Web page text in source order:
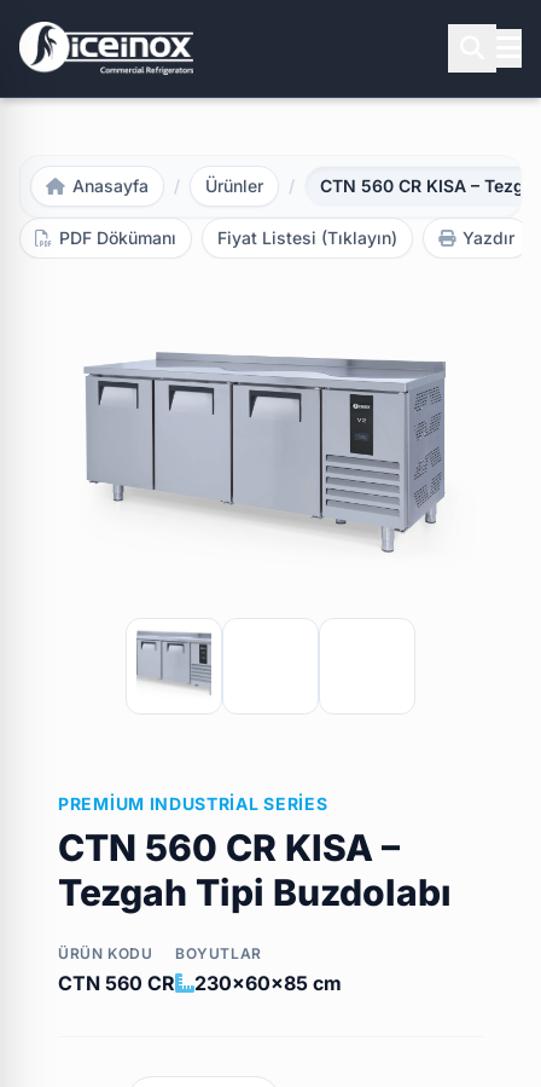
Aramak için Enter'a basınız
Anasayfa / Ürünler / CTN 560 CR KISA –
PDF Dökümanı Fiyat Listesi (Tıklayın) Yazdır
PREMIUM INDUSTRIAL SERIES
CTN 560 CR KISA –
Tezgah Tipi Buzdolabı
ÜRÜN KODU
CTN 560 CR
BOYUTLAR
230x60x85 cm